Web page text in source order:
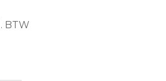
BTW